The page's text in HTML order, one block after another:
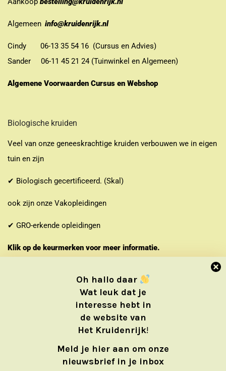
Oh hallo daar
Wat leuk dat je
interesse hebt in
de website van
Het Kruidenrijk!
Meld je hier aan om onze
nieuwsbrief in je inbox
Algemeen info@kruidenrijk.nl
Cindy 06-13 35 54 16 (Cursus en Advies)
Sander 06-11 45 21 24 (Tuinwinkel en Algemeen)
Algemene Voorwaarden Cursus en Webshop
Biologische kruiden
Veel van onze geneeskrachtige kruiden verbouwen we in eigen
tuin en zijn
✔ Biologisch gecertificeerd. (Skal)
ook zijn onze Vakopleidingen
✔ GRO-erkende opleidingen
Klik op de keurmerken voor meer informatie.